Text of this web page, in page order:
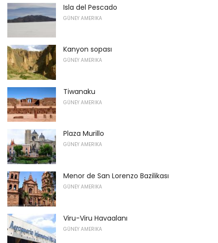
Isla del Pescado
GÜNEY AMERIKA
Kanyon sopası
GÜNEY AMERIKA
Tiwanaku
GÜNEY AMERIKA
Plaza Murillo
GÜNEY AMERIKA
Menor de San Lorenzo Bazilikası
GÜNEY AMERIKA
Viru-Viru Havaalanı
GÜNEY AMERIKA